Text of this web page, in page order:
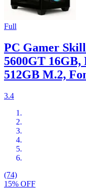
Full
PC Gamer
5600GT 16GB,
512GB M.2,
3.4
(74)
15% OFF